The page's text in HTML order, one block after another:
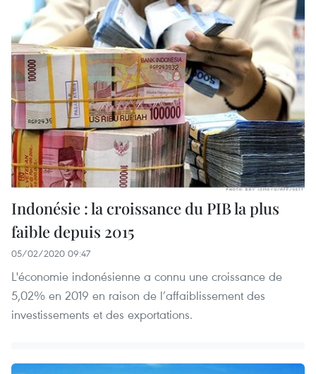
Indonésie : la croissance du PIB la plus
faible depuis 2015
05/02/2020 09:47
L'économie indonésienne a connu une croissance de
5,02% en 2019 en raison de l’affaiblissement des
investissements et des exportations.